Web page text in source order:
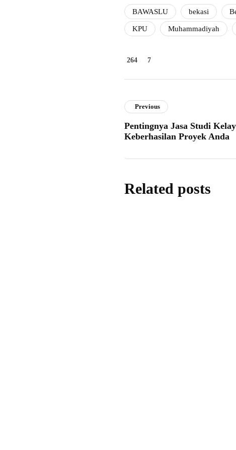
BAWASLU bekasi
KPU Muhammadiyah
264 7
Previous
Pentingnya Jasa Studi
Keberhasilan Proyek Anda
Related posts